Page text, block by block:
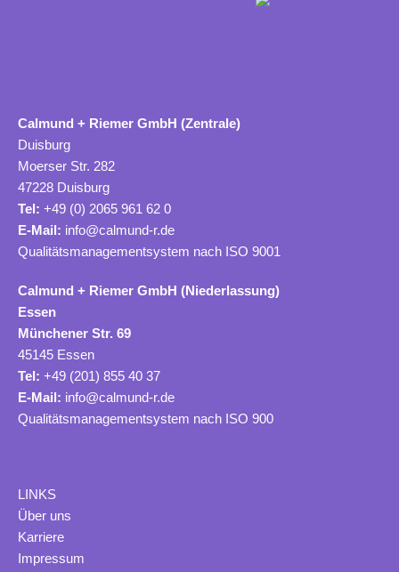
Calmund + Riemer GmbH (Zentrale)
Duisburg
Moerser Str. 282
47228 Duisburg
Tel: +49 (0) 2065 961 62 0
E-Mail: info@calmund-r.de
Qualitätsmanagementsystem nach ISO 9001
Calmund + Riemer GmbH (Niederlassung)
Essen
Münchener Str. 69
45145 Essen
Tel: +49 (201) 855 40 37
E-Mail: info@calmund-r.de
Qualitätsmanagementsystem nach ISO 900
LINKS
Über uns
Karriere
Impressum